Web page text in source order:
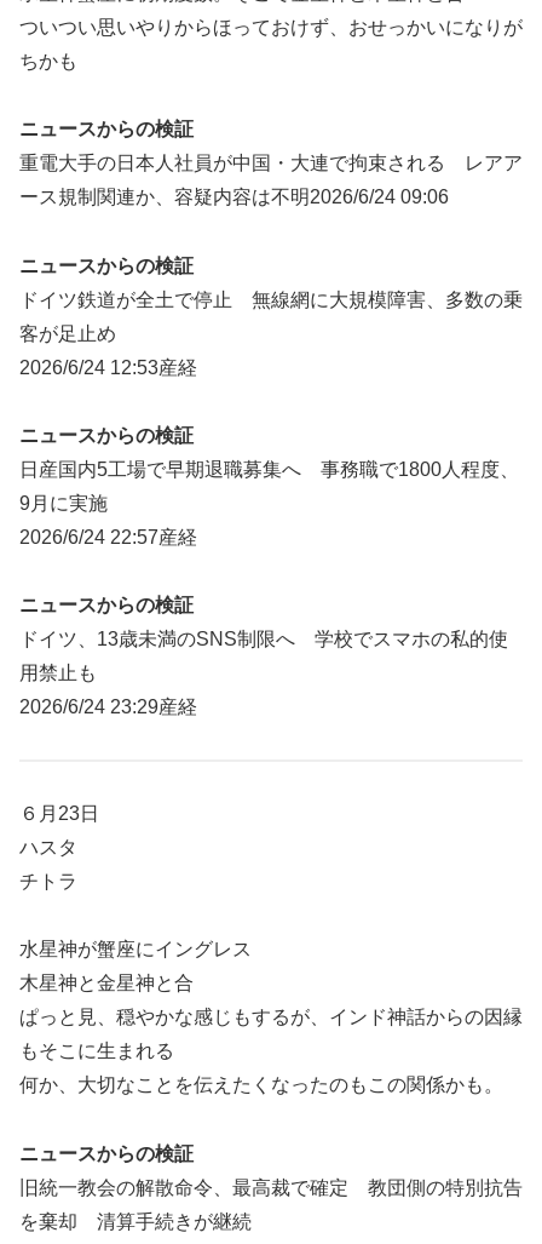
ついつい思いやりからほっておけず、おせっかいになりが
ちかも
ニュースからの検証
重電大手の日本人社員が中国・大連で拘束される レアア
ース規制関連か、容疑内容は不明2026/6/24 09:06
ニュースからの検証
ドイツ鉄道が全土で停止 無線網に大規模障害、多数の乗
客が足止め
2026/6/24 12:53産経
ニュースからの検証
日産国内5工場で早期退職募集へ 事務職で1800人程度、
9月に実施
2026/6/24 22:57産経
ニュースからの検証
ドイツ、13歳未満のSNS制限へ 学校でスマホの私的使
用禁止も
2026/6/24 23:29産経
６月23日
ハスタ
チトラ
水星神が蟹座にイングレス
木星神と金星神と合
ぱっと見、穏やかな感じもするが、インド神話からの因縁
もそこに生まれる
何か、大切なことを伝えたくなったのもこの関係かも。
ニュースからの検証
旧統一教会の解散命令、最高裁で確定 教団側の特別抗告
を棄却 清算手続きが継続